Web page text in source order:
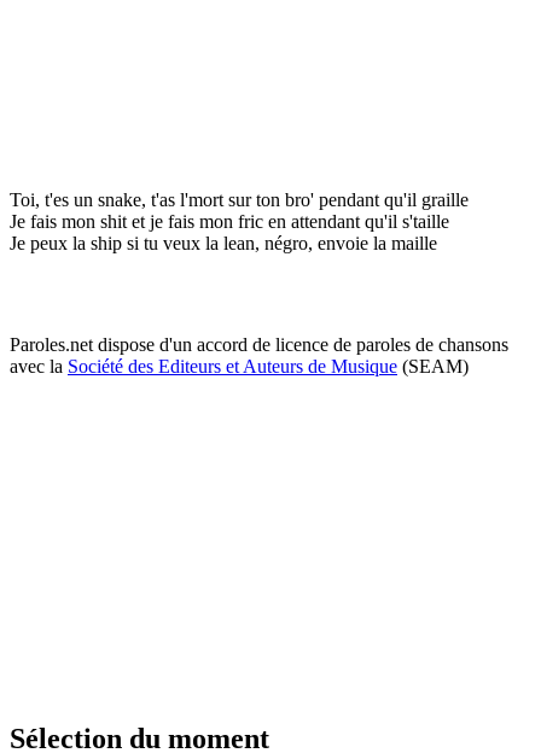
Toi, t'es un snake, t'as l'mort sur ton bro' pendant qu'il graille
Je fais mon shit et je fais mon fric en attendant qu'il s'taille
Je peux la ship si tu veux la lean, négro, envoie la maille
Paroles.net dispose d'un accord de licence de paroles de chansons
avec la Société des Editeurs et Auteurs de Musique (SEAM)
Sélection du moment